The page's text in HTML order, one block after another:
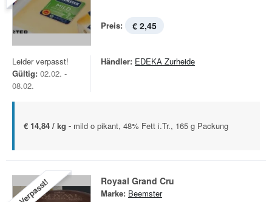
Preis: € 2,45
Leider verpasst!
Gültig: 02.02. -
08.02.
Händler: EDEKA Zurheide
€ 14,84 / kg - mild o pikant, 48% Fett i.Tr., 165 g Packung
Verpasst! Royaal Grand Cru
Marke: Beemster